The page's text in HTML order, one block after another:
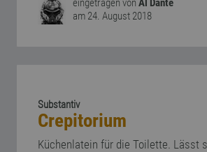
eingetragen vonAl Dante
am 24. August 2018
Substantiv
Crepitorium
Küchenlatein für die Toilette. Lässt